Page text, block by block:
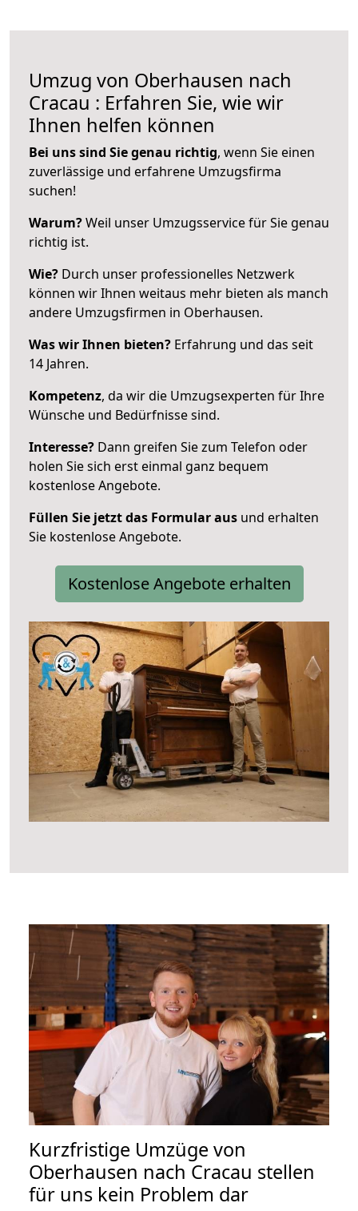
Umzug von Oberhausen nach
Cracau : Erfahren Sie, wie wir
Ihnen helfen können
Bei uns sind Sie genau richtig, wenn Sie einen
zuverlässige und erfahrene Umzugsfirma
suchen!
Warum?Weil unser Umzugsservice für Sie genau
richtig ist.
Wie? Durch unser professionelles Netzwerk
können wir Ihnen weitaus mehr bieten als manch
andere Umzugsfirmen in Oberhausen.
Was wir Ihnen bieten? Erfahrung und das seit
14 Jahren.
Kompetenz, da wir die Umzugsexperten für Ihre
Wünsche und Bedürfnisse sind.
Interesse? Dann greifen Sie zum Telefon oder
holen Sie sich erst einmal ganz bequem
kostenlose Angebote.
Füllen Sie jetzt das Formular aus und erhalten
Sie kostenlose Angebote.
Kostenlose Angebote erhalten
Kurzfristige Umzüge von
Oberhausen nach Cracau stellen
für uns kein Problem dar